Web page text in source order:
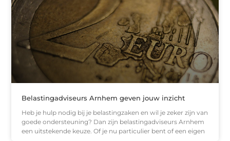
Belastingadviseurs Arnhem geven jouw inzicht
Heb je hulp nodig bij je belastingzaken en wil je zeker zijn van
goede ondersteuning? Dan zijn belastingadviseurs Arnhem
een uitstekende keuze. Of je nu particulier bent of een eigen